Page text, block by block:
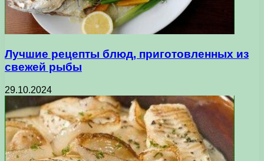
Лучшие рецепты блюд, приготовленных из
свежей рыбы
29.10.2024